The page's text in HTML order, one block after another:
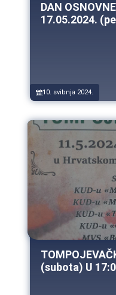
DAN
17.05.2024.
10. svibnja 2024.
(subota) U